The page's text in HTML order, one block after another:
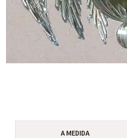
A MEDIDA